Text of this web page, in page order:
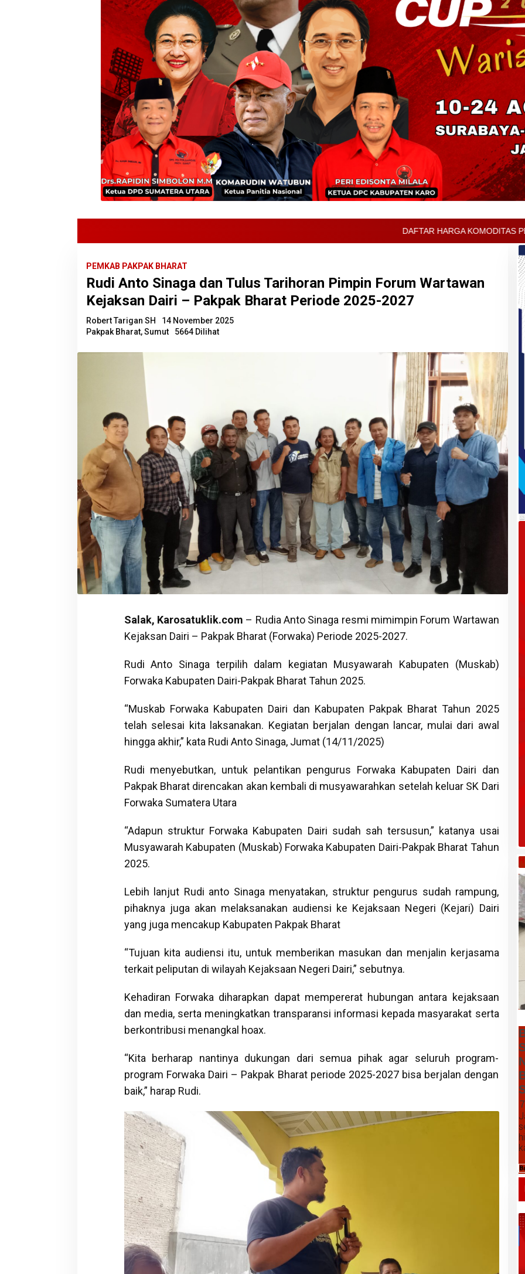
DAFTAR HARGA KOMODITAS PERTANIAN
PEMKAB PAKPAK BHARAT
Rudi Anto Sinaga dan Tulus Tarihoran Pimpin Forum Wartawan
Kejaksan Dairi – Pakpak Bharat Periode 2025-2027
Robert Tarigan SH
14 November 2025
Pakpak Bharat,Sumut 5664 Dilihat
Salak, Karosatuklik.com – Rudia Anto Sinaga resmi mimimpin Forum Wartawan
Kejaksan Dairi – Pakpak Bharat (Forwaka) Periode 2025-2027.
Rudi Anto Sinaga terpilih dalam kegiatan Musyawarah Kabupaten (Muskab)
Forwaka Kabupaten Dairi-Pakpak Bharat Tahun 2025.
“Muskab Forwaka Kabupaten Dairi dan Kabupaten Pakpak Bharat Tahun 2025
telah selesai kita laksanakan. Kegiatan berjalan dengan lancar, mulai dari awal
hingga akhir,” kata Rudi Anto Sinaga, Jumat (14/11/2025)
Rudi menyebutkan, untuk pelantikan pengurus Forwaka Kabupaten Dairi dan
Pakpak Bharat direncakan akan kembali di musyawarahkan setelah keluar SK Dari
Forwaka Sumatera Utara
“Adapun struktur Forwaka Kabupaten Dairi sudah sah tersusun,” katanya usai
Musyawarah Kabupaten (Muskab) Forwaka Kabupaten Dairi-Pakpak Bharat Tahun
2025.
Lebih lanjut Rudi anto Sinaga menyatakan, struktur pengurus sudah rampung,
pihaknya juga akan melaksanakan audiensi ke Kejaksaan Negeri (Kejari) Dairi
yang juga mencakup Kabupaten Pakpak Bharat
“Tujuan kita audiensi itu, untuk memberikan masukan dan menjalin kerjasama
terkait peliputan di wilayah Kejaksaan Negeri Dairi,” sebutnya.
Kehadiran Forwaka diharapkan dapat mempererat hubungan antara kejaksaan
dan media, serta meningkatkan transparansi informasi kepada masyarakat serta
berkontribusi menangkal hoax.
“Kita berharap nantinya dukungan dari semua pihak agar seluruh program-
program Forwaka Dairi – Pakpak Bharat periode 2025-2027 bisa berjalan dengan
baik,” harap Rudi.